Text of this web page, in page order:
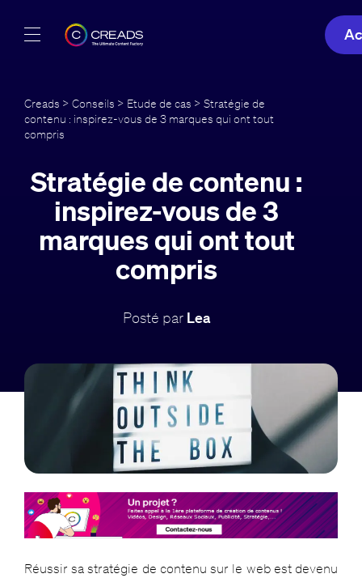
Offres
Guide
Blog
Creads > Conseils > Etude de cas > Stratégie de
contenu : inspirez-vous de 3 marques qui ont tout
compris
Stratégie de contenu :
inspirez-vous de 3
marques qui ont tout
compris
Posté par Lea
Réussir sa stratégie de contenu sur le web est devenu